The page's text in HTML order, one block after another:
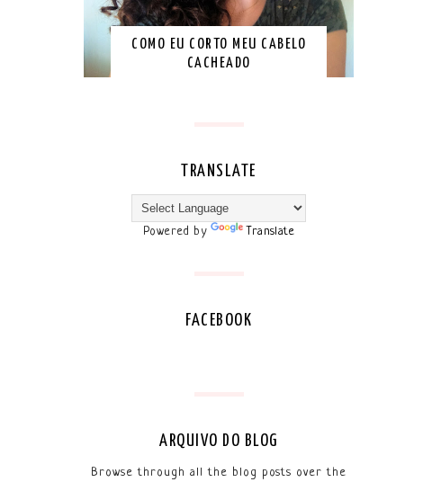
COMO EU CORTO MEU CABELO
CACHEADO
TRANSLATE
Powered by Translate
FACEBOOK
ARQUIVO DO BLOG
Browse through all the blog posts over the